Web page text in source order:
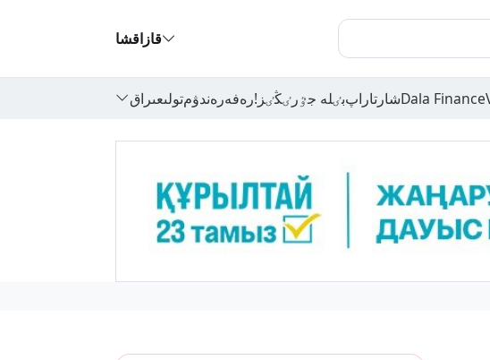
قازاقشا
Dala Financeشارتاراپبٸلە جٷرٸڭٸز!رەفەرەندۋمتولىعىراق